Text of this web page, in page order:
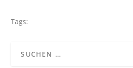
Tags: